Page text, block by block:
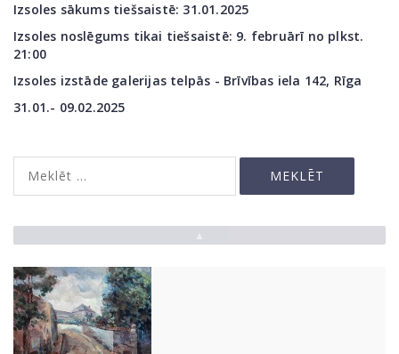
Izsoles sākums tiešsaistē: 31.01.2025
Izsoles noslēgums tikai tiešsaistē: 9. februārī no plkst.
21:00
Izsoles izstāde galerijas telpās - Brīvības iela 142, Rīga
31.01.- 09.02.2025